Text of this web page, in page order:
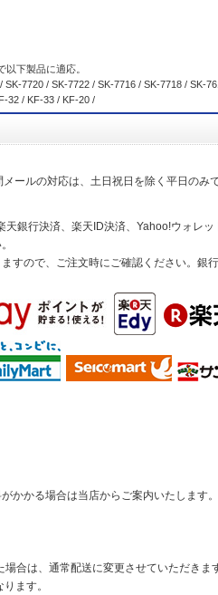
以下製品に適応。
7720 / SK-7722 / SK-7716 / SK-7718 / SK-
32 / KF-33 / KF-20 /
ールの対応は、土日祝日を除く平日のみで
銀行決済、楽天ID決済、Yahoo!ウォレ
すので、ご注文時にご確認ください。銀
かかる場合は当店からご案内いたします。
合は、通常配送に変更させていただきま
ます。